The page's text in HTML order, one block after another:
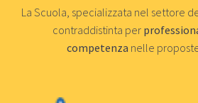
La Scuola, specializzata nel settore
contraddistinta per
competenza nelle